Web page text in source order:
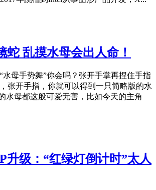
蛇 乱摸水母会出人命！
水母手势舞”你会吗？张开手掌再捏住手指
张开手指，你就可以得到一只简略版的水
水母都这般可爱无害，比如今天的主角
升级：“红绿灯倒计时”太人